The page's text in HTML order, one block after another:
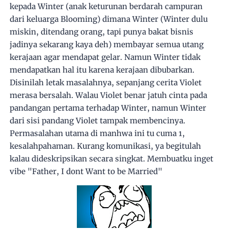
kepada Winter (anak keturunan berdarah campuran
dari keluarga Blooming) dimana Winter (Winter dulu
miskin, ditendang orang, tapi punya bakat bisnis
jadinya sekarang kaya deh) membayar semua utang
kerajaan agar mendapat gelar. Namun Winter tidak
mendapatkan hal itu karena kerajaan dibubarkan.
Disinilah letak masalahnya, sepanjang cerita Violet
merasa bersalah. Walau Violet benar jatuh cinta pada
pandangan pertama terhadap Winter, namun Winter
dari sisi pandang Violet tampak membencinya.
Permasalahan utama di manhwa ini tu cuma 1,
kesalahpahaman. Kurang komunikasi, ya begitulah
kalau dideskripsikan secara singkat. Membuatku inget
vibe "Father, I dont Want to be Married"